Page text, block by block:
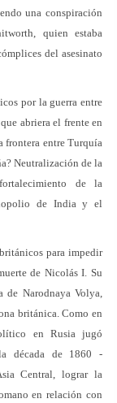
una conspiración
quien estaba
del asesinato
por la guerra entre
abriera el frente en
frontera entre Turquía
Neutralización de la
de la
de India y el
para impedir
de Nicolás I. Su
de Narodnaya Volya,
británica. Como en
en Rusia jugó
década de 1860 -
Central, lograr la
en relación con